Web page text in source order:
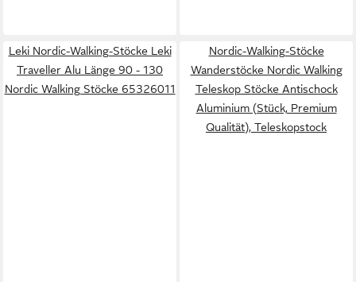
Leki Nordic-Walking-Stöcke Leki
Traveller Alu Länge 90 - 130
Nordic Walking Stöcke 65326011
Nordic-Walking-Stöcke
Wanderstöcke Nordic Walking
Teleskop Stöcke Antischock
Aluminium (Stück, Premium
Qualität), Teleskopstock